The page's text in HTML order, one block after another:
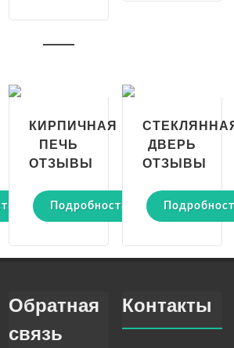
КИРПИЧНАЯ
ПЕЧЬ
ОТЗЫВЫ
Подробности
ДВЕРЬ
ОТЗЫВЫ
Обратная
связь
Контакты